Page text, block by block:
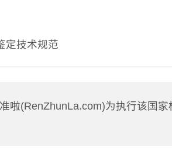
定技术规范
啦(RenZhunLa.com)为执行该国